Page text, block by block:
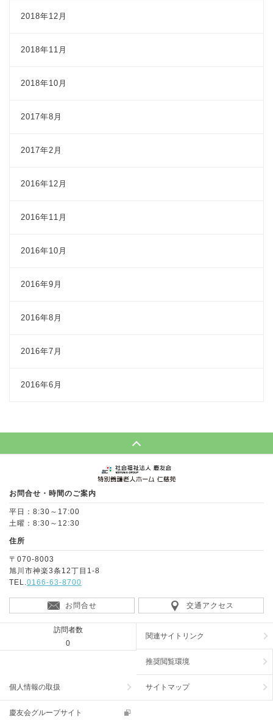
2018年12月
2018年11月
2018年10月
2017年8月
2017年2月
2016年12月
2016年11月
2016年10月
2016年9月
2016年8月
2016年7月
2016年6月
お問合せ・時間のご案内
平日：8:30～17:00
土曜：8:30～12:30
住所
〒070-8003
旭川市神楽3条12丁目1-8
TEL.0166-63-8700
お問合せ 交通アクセス
訪問者数
0
関連サイトリンク
推奨閲覧環境
個人情報の取扱 サイトマップ
慶友会グループサイト